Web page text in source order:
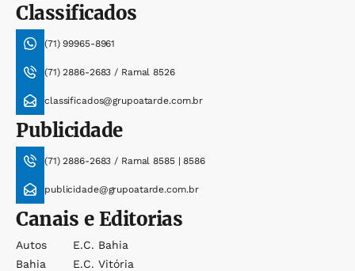
Classificados
(71) 99965-8961
(71) 2886-2683 / Ramal 8526
classificados@grupoatarde.com.br
Publicidade
(71) 2886-2683 / Ramal 8585 | 8586
publicidade@grupoatarde.com.br
Canais e Editorias
Autos
Bahia
E.c. Bahia
E.c. Vitória